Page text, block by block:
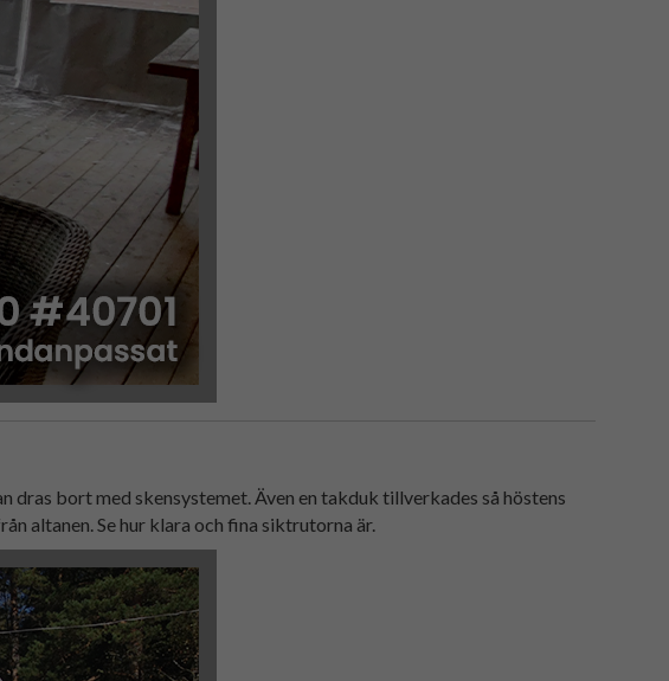
bort med skensystemet. Även en takduk tillverkades så höstens
altanen. Se hur klara och fina siktrutorna är.